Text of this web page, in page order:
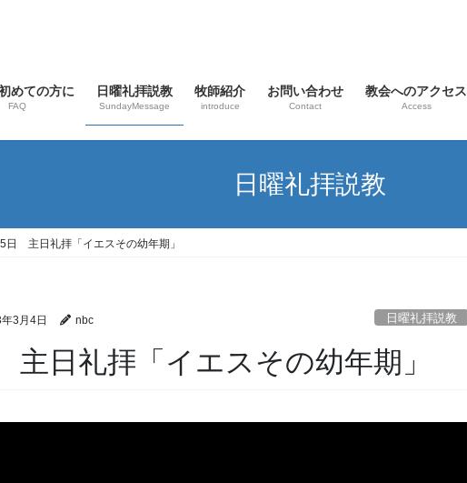
めての方に
FAQ
日曜礼拝説教
SundayMessage
牧師紹介
introduce
お問い合わせ
Contact
教会へのアクセス
Access
日曜礼拝説教
日 主日礼拝「イエスその幼年期」
3月4日 nbc 日曜礼拝説教
日礼拝「イエスその幼年期」